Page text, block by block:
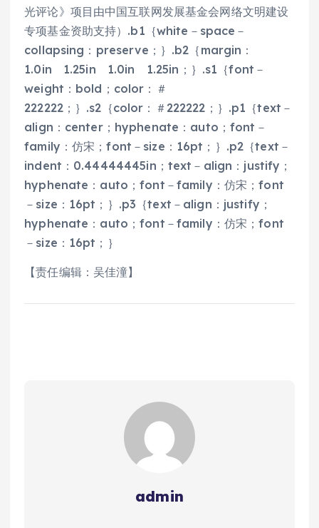
光评论》项目由中国互联网发展基金会网络文明建设
专项基金资助支持）.b1｛white－space－
collapsing：preserve；｝.b2｛margin：
1.0in 1.25in 1.0in 1.25in；｝.s1｛font－
weight：bold；color：＃
222222；｝.s2｛color：＃222222；｝.p1｛text－
align：center；hyphenate：auto；font－
family：仿宋；font－size：16pt；｝.p2｛text－
indent：0.44444445in；text－align：justify；
hyphenate：auto；font－family：仿宋；font
－size：16pt；｝.p3｛text－align：justify；
hyphenate：auto；font－family：仿宋；font
－size：16pt；｝
【责任编辑：吴佳潼】
admin